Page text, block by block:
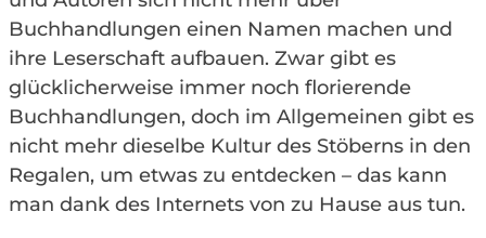
Buchhandlungen einen Namen machen und
ihre Leserschaft aufbauen. Zwar gibt es
glücklicherweise immer noch florierende
Buchhandlungen, doch im Allgemeinen gibt es
nicht mehr dieselbe Kultur des Stöberns in den
Regalen, um etwas zu entdecken – das kann
man dank des Internets von zu Hause aus tun.